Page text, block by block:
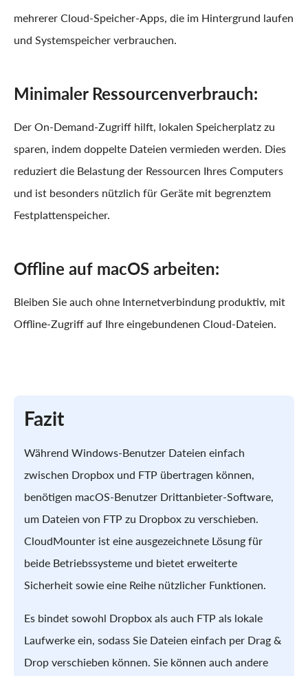
mehrerer Cloud-Speicher-Apps, die im Hintergrund laufen
und Systemspeicher verbrauchen.
Minimaler Ressourcenverbrauch:
Der On-Demand-Zugriff hilft, lokalen Speicherplatz zu
sparen, indem doppelte Dateien vermieden werden. Dies
reduziert die Belastung der Ressourcen Ihres Computers
und ist besonders nützlich für Geräte mit begrenztem
Festplattenspeicher.
Offline auf macOS arbeiten:
Bleiben Sie auch ohne Internetverbindung produktiv, mit
Offline-Zugriff auf Ihre eingebundenen Cloud-Dateien.
Fazit
Während Windows-Benutzer Dateien einfach
zwischen Dropbox und FTP übertragen können,
benötigen macOS-Benutzer Drittanbieter-Software,
um Dateien von FTP zu Dropbox zu verschieben.
CloudMounter ist eine ausgezeichnete Lösung für
beide Betriebssysteme und bietet erweiterte
Sicherheit sowie eine Reihe nützlicher Funktionen.
Es bindet sowohl Dropbox als auch FTP als lokale
Laufwerke ein, sodass Sie Dateien einfach per Drag &
Drop verschieben können. Sie können auch andere